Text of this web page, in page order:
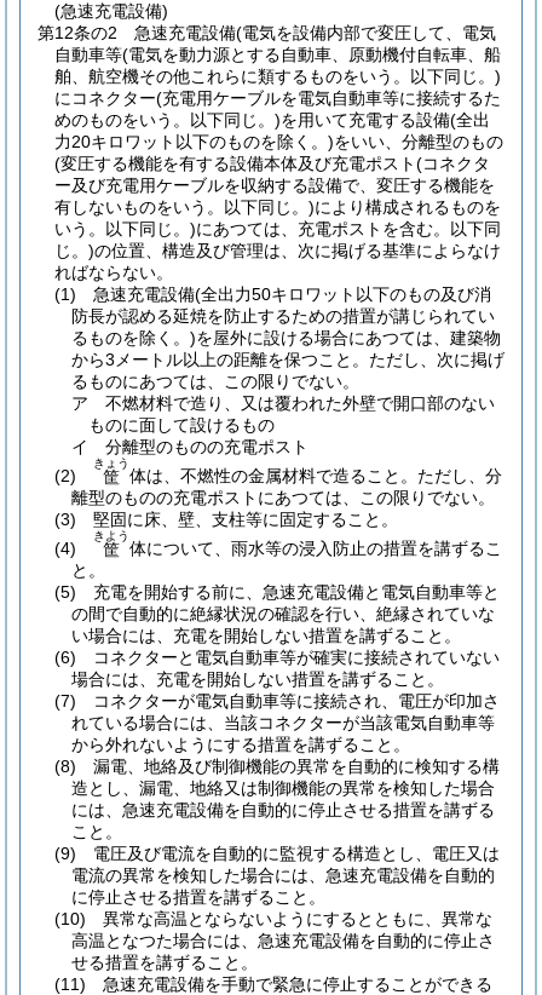
(急速充電設備)
第12条の2
急速充電設備(電気を設備内部で変圧して、電気
自動車等(電気を動力源とする自動車、原動機付自転車、船
舶、航空機その他これらに類するものをいう。以下同じ。)
にコネクター(充電用ケーブルを電気自動車等に接続するた
めのものをいう。以下同じ。)を用いて充電する設備(全出
力20キロワット以下のものを除く。)をいい、分離型のもの
(変圧する機能を有する設備本体及び充電ポスト(コネクタ
ー及び充電用ケーブルを収納する設備で、変圧する機能を
有しないものをいう。以下同じ。)により構成されるものを
いう。以下同じ。)にあつては、充電ポストを含む。以下同
じ。)の位置、構造及び管理は、次に掲げる基準によらなけ
ればならない。
(1)
急速充電設備(全出力50キロワット以下のもの及び消
防長が認める延焼を防止するための措置が講じられてい
るものを除く。)を屋外に設ける場合にあつては、建築物
から3メートル以上の距離を保つこと。 ただし、次に掲げ
るものにあつては、この限りでない。
ア
不燃材料で造り、又は覆われた外壁で開口部のない
ものに面して設けるもの
イ
分離型のものの充電ポスト
(2)
筐
きょう
体は、不燃性の金属材料で造ること。 ただし、分
離型のものの充電ポストにあつては、この限りでない。
(3)
堅固に床、壁、支柱等に固定すること。
(4)
筐
きよう
体について、雨水等の浸入防止の措置を講ずるこ
と。
(5)
充電を開始する前に、急速充電設備と電気自動車等と
の間で自動的に絶縁状況の確認を行い、絶縁されていな
い場合には、充電を開始しない措置を講ずること。
(6)
コネクターと電気自動車等が確実に接続されていない
場合には、充電を開始しない措置を講ずること。
(7)
コネクターが電気自動車等に接続され、電圧が印加さ
れている場合には、当該コネクターが当該電気自動車等
から外れないようにする措置を講ずること。
(8)
漏電、地絡及び制御機能の異常を自動的に検知する構
造とし、漏電、地絡又は制御機能の異常を検知した場合
には、急速充電設備を自動的に停止させる措置を講ずる
こと。
(9)
電圧及び電流を自動的に監視する構造とし、電圧又は
電流の異常を検知した場合には、急速充電設備を自動的
に停止させる措置を講ずること。
(10)
異常な高温とならないようにするとともに、異常な
高温となつた場合には、急速充電設備を自動的に停止さ
せる措置を講ずること。
(11)
急速充電設備を手動で緊急に停止することができる